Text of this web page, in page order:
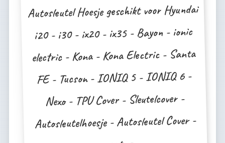
Autosleutel Hoesje geschikt voor Hyundai
i20 - i30 - ix20 - ix35 - Bayon - ionic
electric - Kona - Kona Electric - Santa
FE - Tucson - IONIQ 5 - IONIQ 6 -
Nexo - TPU Cover - Sleutelcover -
Autosleutelhoesje - Autosleutel Cover -